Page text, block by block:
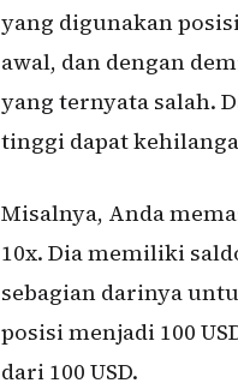
yang digunakan
awal, dan dengan
yang ternyata salah.
tinggi dapat
Misalnya, Anda
10x. Dia memiliki
sebagian darinya
posisi menjadi 100
dari 100 USD.